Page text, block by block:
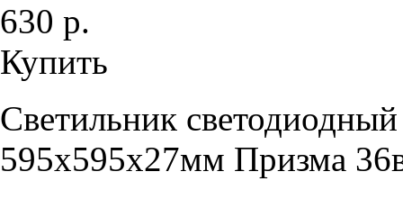
630 р.
Купить
Светильник
595х595х27мм Призма